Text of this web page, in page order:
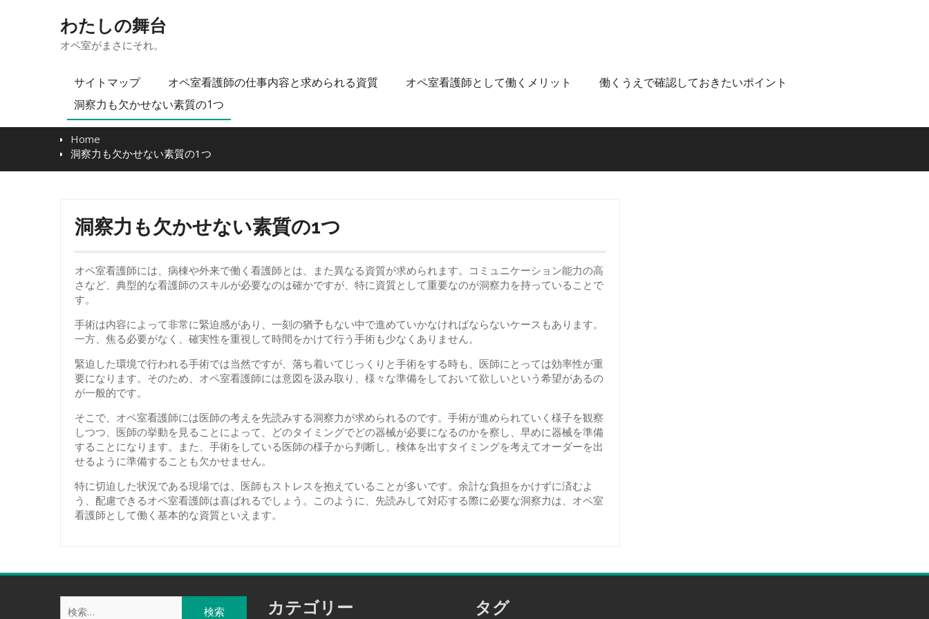
わたしの舞台
オペ室がまさにそれ。
サイトマップ オペ室看護師の仕事内容と求められる資質 オペ室看護師として働くメリット
働くうえで確認しておきたいポイント
洞察力も欠かせない素質の1つ
Home
洞察力も欠かせない素質の1つ
洞察力も欠かせない素質の1つ
オペ室看護師には、病棟や外来で働く看護師とは、また異なる資質が求められます。コミュニケーション能力の高
さなど、典型的な看護師のスキルが必要なのは確かですが、特に資質として重要なのが洞察力を持っていることで
す。
手術は内容によって非常に緊迫感があり、一刻の猶予もない中で進めていかなければならないケースもあります。
一方、焦る必要がなく、確実性を重視して時間をかけて行う手術も少なくありません。
緊迫した環境で行われる手術では当然ですが、落ち着いてじっくりと手術をする時も、医師にとっては効率性が重
要になります。そのため、オペ室看護師には意図を汲み取り、様々な準備をしておいて欲しいという希望があるの
が一般的です。
そこで、オペ室看護師には医師の考えを先読みする洞察力が求められるのです。手術が進められていく様子を観察
しつつ、医師の挙動を見ることによって、どのタイミングでどの器械が必要になるのかを察し、早めに器械を準備
することになります。また、手術をしている医師の様子から判断し、検体を出すタイミングを考えてオーダーを出
せるように準備することも欠かせません。
特に切迫した状況である現場では、医師もストレスを抱えていることが多いです。余計な負担をかけずに済むよ
う、配慮できるオペ室看護師は喜ばれるでしょう。このように、先読みして対応する際に必要な洞察力は、オペ室
看護師として働く基本的な資質といえます。
カテゴリー タグ